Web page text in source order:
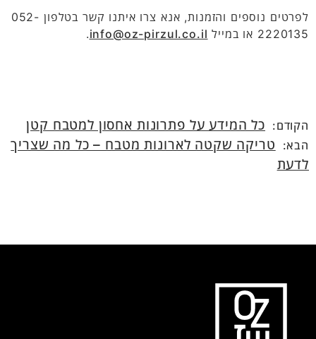
לפרטים נוספים והזמנות, אנא צרו איתנו קשר בטלפון 052-
2220135 או במייל
info@oz-pirzul.co.il
.
הקודם: כל המידע על פתרונות אחסון למטבח קטן
הבא:
טריקה שקטה לארונות מטבח – כל מה שצריך
לדעת